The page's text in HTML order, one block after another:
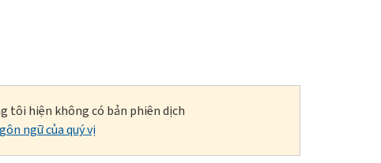
tôi hiện không có bản phiên dịch
ngữ của quý vị